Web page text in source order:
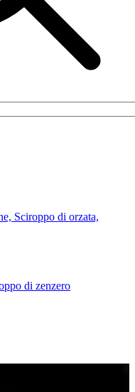
Sciroppo di orzata,
di zenzero